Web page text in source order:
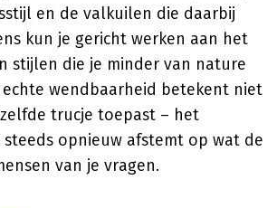
en de valkuilen die daarbij
kun je gericht werken aan het
stijlen die je minder van nature
echte wendbaarheid betekent niet
trucje toepast – het
opnieuw afstemt op wat de
van je vragen.